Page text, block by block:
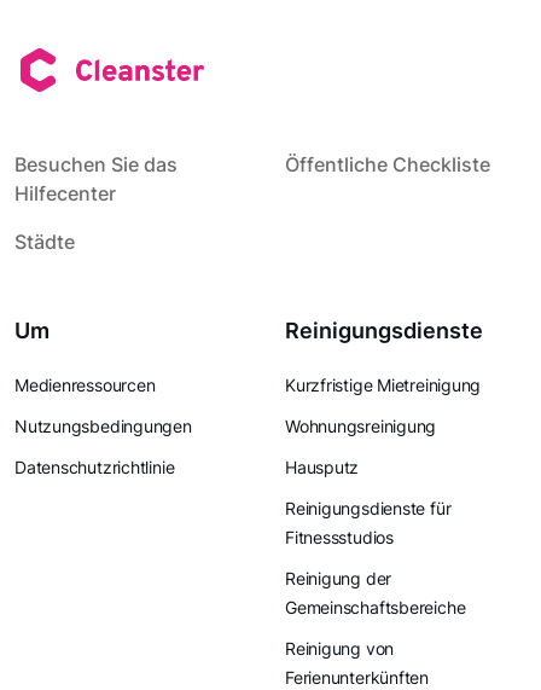
Besuchen Sie das
Hilfecenter
Öffentliche Checkliste
Städte
Um
Medienressourcen
Nutzungsbedingungen
Datenschutzrichtlinie
Reinigungsdienste
Kurzfristige Mietreinigung
Wohnungsreinigung
Hausputz
Reinigungsdienste für
Fitnessstudios
Reinigung der
Gemeinschaftsbereiche
Reinigung von
Ferienunterkünften